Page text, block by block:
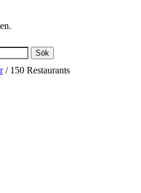
Sök
/ 150 Restaurants